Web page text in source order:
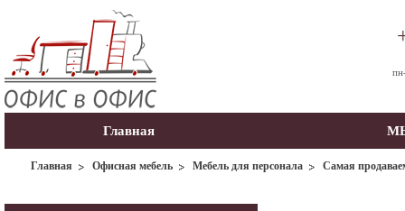
Главная
Главная Офисная мебель Мебель для персонала Самая